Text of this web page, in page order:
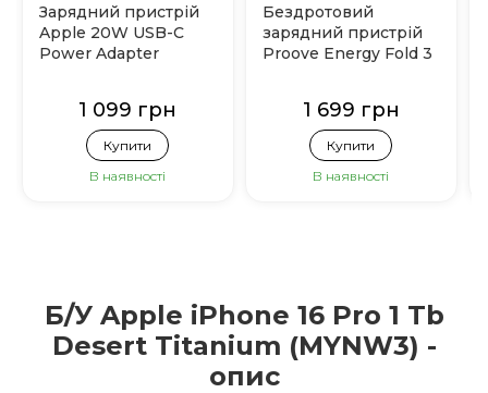
Зарядний пристрій
Apple 20W USB-C
Power Adapter
1 099 грн
Купити
В наявності
Бездротовий
зарядний пристрій
Proove Energy Fold 3
1 699 грн
Купити
В наявності
Б/У Apple iPhone 16 Pro 1 Tb
Desert Titanium (MYNW3) -
опис